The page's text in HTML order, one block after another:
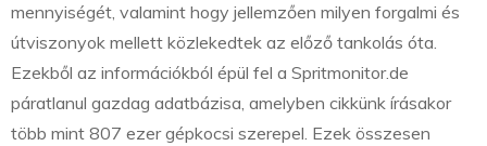
mennyiségét, valamint hogy jellemzően milyen forgalmi és
útviszonyok mellett közlekedtek az előző tankolás óta.
Ezekből az információkból épül fel a Spritmonitor.de
páratlanul gazdag adatbázisa, amelyben cikkünk írásakor
több mint 807 ezer gépkocsi szerepel. Ezek összesen